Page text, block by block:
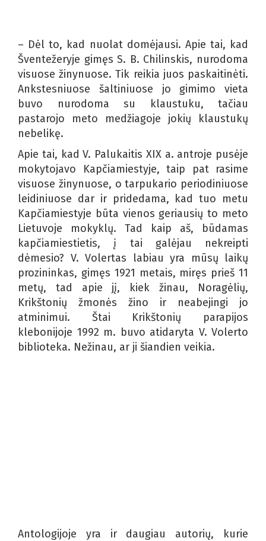
– Dėl to, kad nuolat domėjausi. Apie tai, kad
Šventežeryje gimęs S. B. Chilinskis, nurodoma
visuose žinynuose. Tik reikia juos paskaitinėti.
Ankstesniuose šaltiniuose jo gimimo vieta
buvo nurodoma su klaustuku, tačiau
pastarojo meto medžiagoje jokių klaustukų
nebelikę.
Apie tai, kad V. Palukaitis XIX a. antroje pusėje
mokytojavo Kapčiamiestyje, taip pat rasime
visuose žinynuose, o tarpukario periodiniuose
leidiniuose dar ir pridedama, kad tuo metu
Kapčiamiestyje būta vienos geriausių to meto
Lietuvoje mokyklų. Tad kaip aš, būdamas
kapčiamiestietis, į tai galėjau nekreipti
dėmesio? V. Volertas labiau yra mūsų laikų
prozininkas, gimęs 1921 metais, miręs prieš 11
metų, tad apie jį, kiek žinau, Noragėlių,
Krikštonių žmonės žino ir neabejingi jo
atminimui. Štai Krikštonių parapijos
klebonijoje 1992 m. buvo atidaryta V. Volerto
biblioteka. Nežinau, ar ji šiandien veikia.
Antologijoje yra ir daugiau autorių, kurie